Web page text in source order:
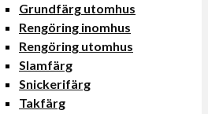
Grundfärg utomhus
Rengöring inomhus
Rengöring utomhus
Slamfärg
Snickerifärg
Takfärg